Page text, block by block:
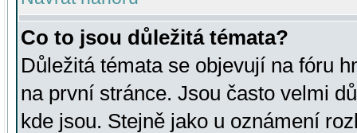
Co to jsou důležitá témata?
Důležitá témata se objevují na fóru
na první stránce. Jsou často velmi
kde jsou. Stejně jako u oznámení